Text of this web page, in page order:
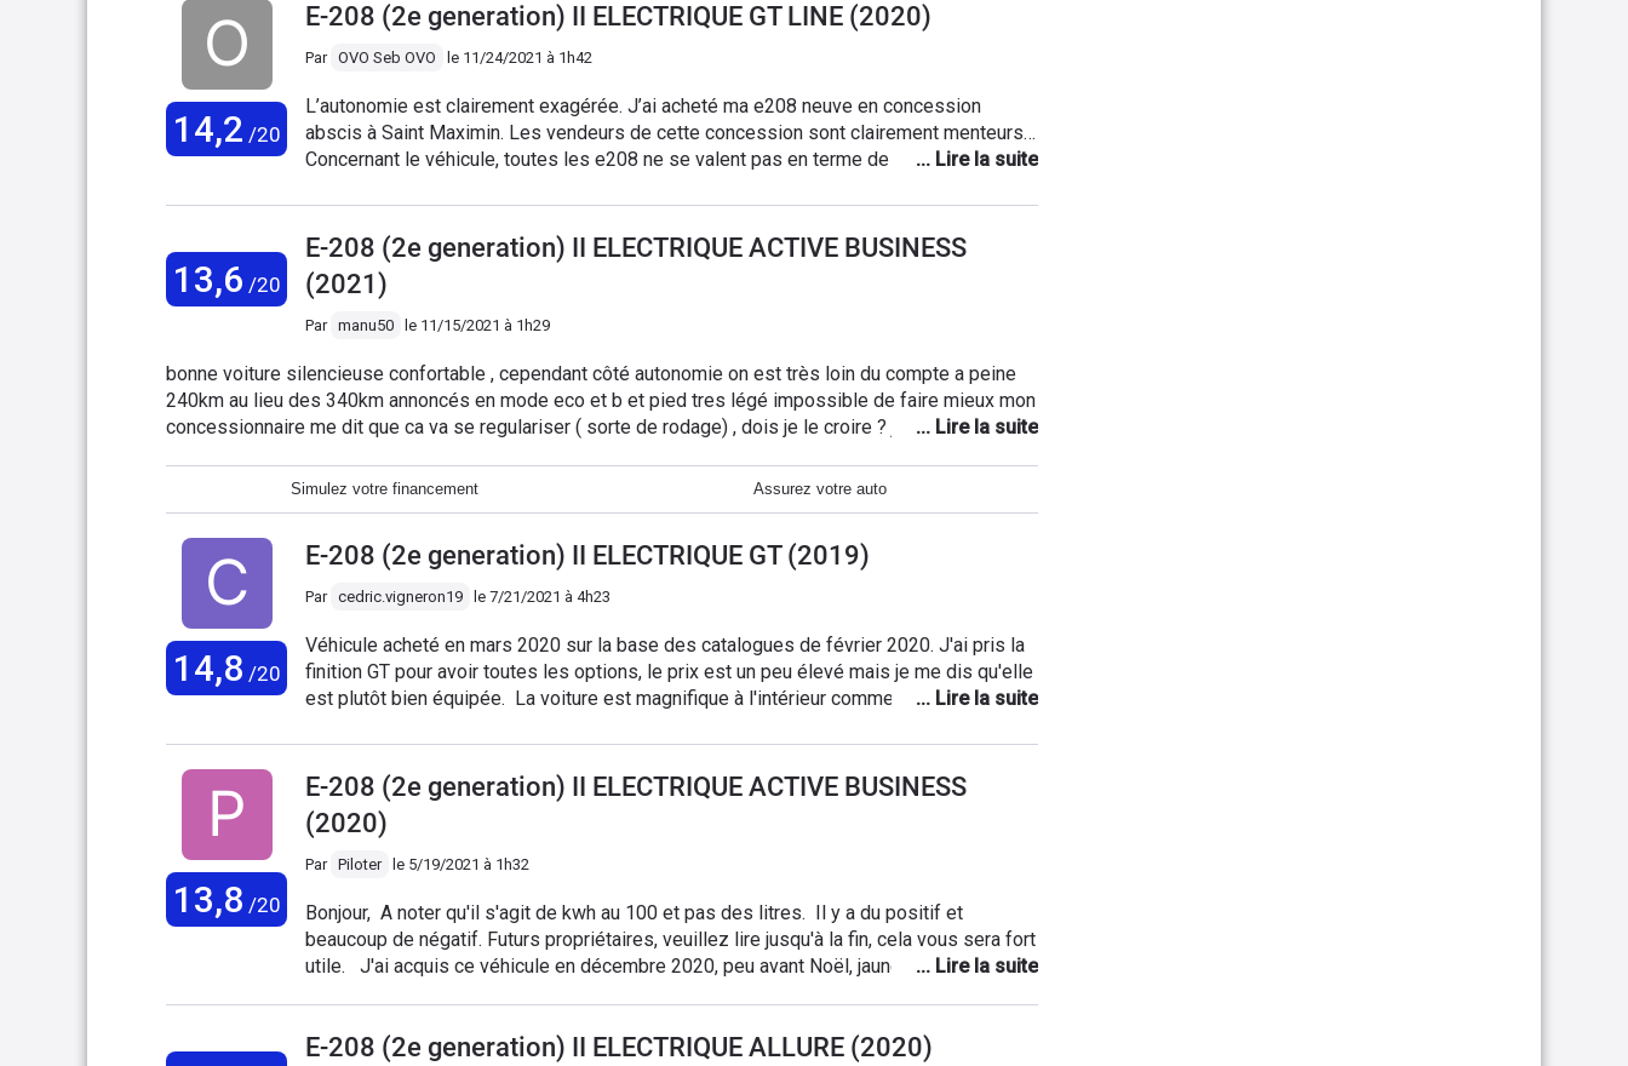
14,2 /20
E-208 (2e generation) II ELECTRIQUE GT LINE (2020)
Par OVO Seb OVO le 11/24/2021 à 1h42
L’autonomie est clairement exagérée. J’ai acheté ma e208 neuve en concession
abscis à Saint Maximin. Les vendeurs de cette concession sont clairement menteurs…
Concernant le véhicule, toutes les e208 ne se valent pas en terme de puissance
d’autres plus coupleuses. L’autonomie pour une conduite économique se situe autour
de 240km, 180km pour une conduite normale, j’ai pas osé la conduite plus sportive.
Sachant que je fais du 7l/100km avec un SUV ou 5l/100km avec une citadine en
conduite normale. Si vous faites du périurbain
13,6 /20
E-208 (2e generation) II ELECTRIQUE ACTIVE BUSINESS
(2021)
Par manu50 le 11/15/2021 à 1h29
bonne voiture silencieuse confortable , cependant côté autonomie on est très loin du compte a peine
240km au lieu des 340km annoncés en mode eco et b et pied tres légé impossible de faire mieux mon
concessionnaire me dit que ca va se regulariser ( sorte de rodage) , dois je le croire ? je suis très
Simulez votre financement Assurez votre auto
14,8 /20
E-208 (2e generation) II ELECTRIQUE GT (2019)
Par cedric.vigneron19 le 7/21/2021 à 4h23
Véhicule acheté en mars 2020 sur la base des catalogues de février 2020. J'ai pris la
finition GT pour avoir toutes les options, le prix est un peu élevé mais je me dis qu'elle
est plutôt bien équipée. La voiture est magnifique à l'intérieur comme à l'extérieur,
utilisation mixte il faut plutôt compter entre 200 et 240km pour une charge complète.
13,8 /20
E-208 (2e generation) II ELECTRIQUE ACTIVE BUSINESS
(2020)
Par Piloter le 5/19/2021 à 1h32
Bonjour, A noter qu'il s'agit de kwh au 100 et pas des litres. Il y a du positif et
beaucoup de négatif. Futurs propriétaires, veuillez lire jusqu'à la fin, cela vous sera fort
utile. J'ai acquis ce véhicule en décembre 2020, peu avant Noël, jaune faro édition
visite à l'acquisition, l'équipe Peugeot Saint Maximin Abcis s'est montré très pro (tout
E-208 (2e generation) II ELECTRIQUE ALLURE (2020)